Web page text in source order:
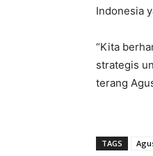
Indonesia
“Kita
strategis
terang
TAGS